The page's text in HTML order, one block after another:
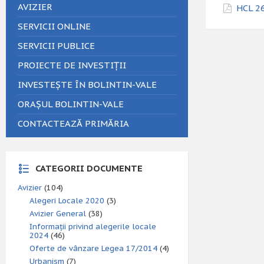
HCL
AVIZIER
SERVICII ONLINE
SERVICII PUBLICE
PROIECTE DE INVESTIȚII
INVESTEȘTE ÎN BOLINTIN-VALE
ORAȘUL BOLINTIN-VALE
CONTACTEAZĂ PRIMĂRIA
CATEGORII DOCUMENTE
Avizier (104)
Alegeri Locale 2020 (3)
Avizier General (38)
Informații privind alegerile locale
2024 (46)
Oferte de vânzare Legea 17/2014 (4)
Urbanism (7)